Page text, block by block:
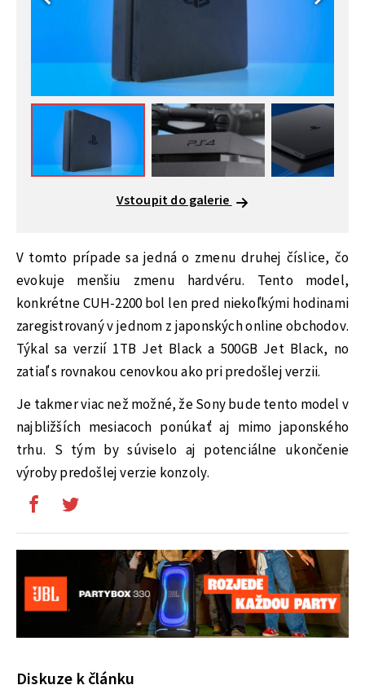
Vstoupit do galerie
V tomto prípade sa jedná o zmenu druhej číslice, čo
evokuje menšiu zmenu hardvéru. Tento model,
konkrétne CUH-2200 bol len pred niekoľkými hodinami
zaregistrovaný v jednom z japonských online obchodov.
Týkal sa verzií 1TB Jet Black a 500GB Jet Black, no
zatiaľ s rovnakou cenovkou ako pri predošlej verzii.
Je takmer viac než možné, že Sony bude tento model v
najbližších mesiacoch ponúkať aj mimo japonského
trhu. S tým by súviselo aj potenciálne ukončenie
výroby predošlej verzie konzoly.
Diskuze k článku